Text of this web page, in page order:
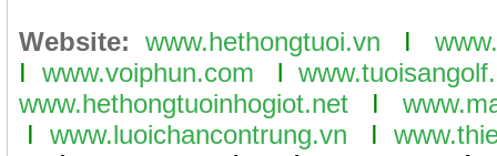
Website: www.hethongtuoi.vn I
I www.voiphun.com l www.tuoisangolf.
www.hethongtuoinhogiot.net
I
I www.luoichancontrung.vn I